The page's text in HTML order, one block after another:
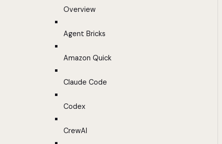
Overview
Agent Bricks
Amazon Quick
Claude Code
Codex
CrewAI